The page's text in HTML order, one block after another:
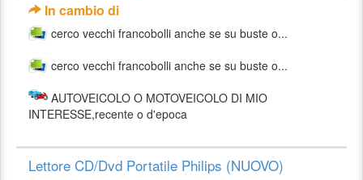
In cambio di
cerco vecchi francobolli anche se su buste o...
cerco vecchi francobolli anche se su buste o...
AUTOVEICOLO O MOTOVEICOLO DI MIO
INTERESSE,recente o d'epoca
Lettore CD/Dvd Portatile Philips (NUOVO)